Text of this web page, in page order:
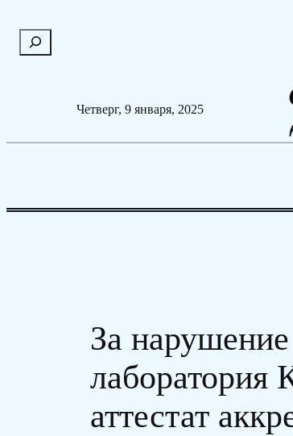
о
Четверг, 9 января, 2025
За
лаборатория
аттестат